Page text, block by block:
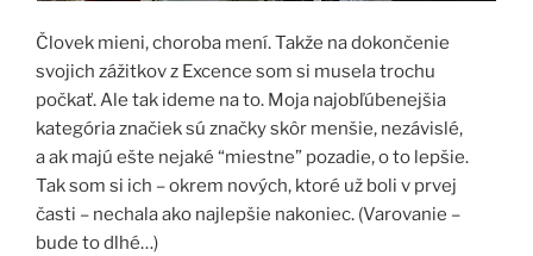
Človek mieni, choroba mení. Takže na dokončenie
svojich zážitkov z Excence som si musela trochu
počkať. Ale tak ideme na to. Moja najobľúbenejšia
kategória značiek sú značky skôr menšie, nezávislé,
a ak majú ešte nejaké “miestne” pozadie, o to lepšie.
Tak som si ich – okrem nových, ktoré už boli v prvej
časti – nechala ako najlepšie nakoniec. (Varovanie –
bude to dlhé…)